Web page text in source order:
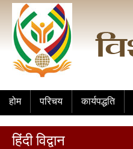
होम परिचय कार्यपद्धति
हिंदी विद्वान